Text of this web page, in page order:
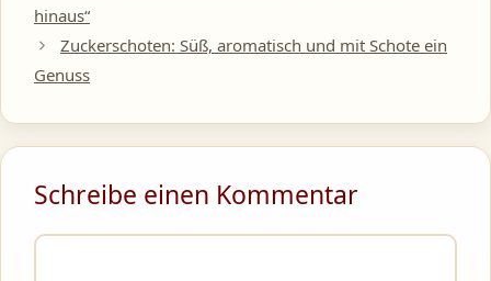
hinaus“
Zuckerschoten: Süß, aromatisch und mit Schote ein
Genuss
Schreibe einen Kommentar
Kommentar